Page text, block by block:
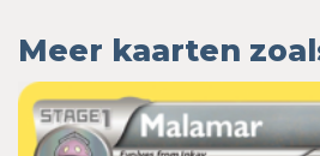
Meer kaarten